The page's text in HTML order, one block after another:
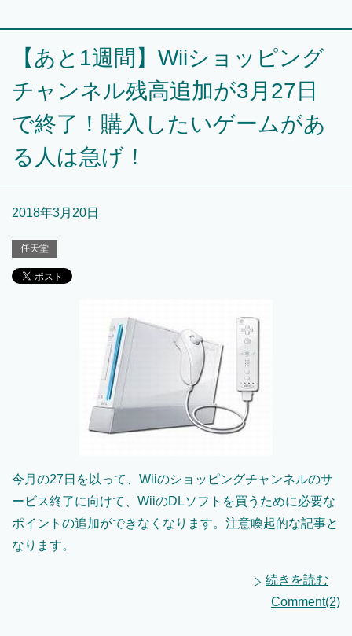
【あと1週間】Wiiショッピング
チャンネル残高追加が3月27日
で終了！購入したいゲームがあ
る人は急げ！
2018年3月20日
任天堂
今月の27日を以って、Wiiのショッピングチャンネルのサ
ービス終了に向けて、WiiのDLソフトを買うために必要な
ポイントの追加ができなくなります。注意喚起的な記事と
なります。
続きを読む
Comment(2)